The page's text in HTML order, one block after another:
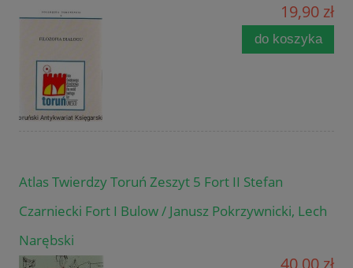
19,90 zł
do koszyka
Atlas Twierdzy Toruń Zeszyt 5 Fort II Stefan
Czarniecki Fort I Bulow / Janusz Pokrzywnicki, Lech
Narębski